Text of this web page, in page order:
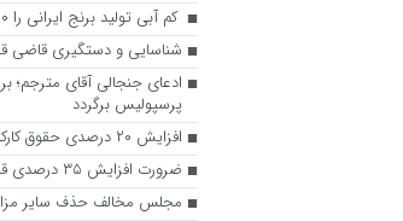
کم آبی تولید برنج ایرانی را ۳۰۰ هزار تن کاهش داد
شناسایی و دستگیری قاضی
ادعای جنجالی آقای مترجم؛
پرسپولیس برگردد
افزایش ۲۰ درصدی حقوق کارکنان کافی نیست
ضرورت افزایش ۳۵ درصدی قیمت لبنیات در بازار
مجلس مخالف حذف سایر